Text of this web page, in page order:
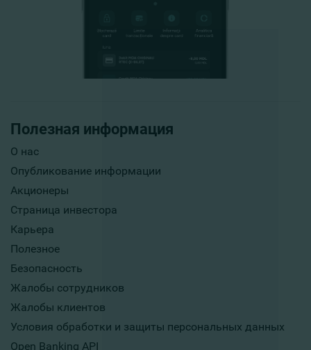
Полезная информация
О нас
Опубликование информации
Акционеры
Страница инвестора
Карьера
Полезное
Безопасность
Жалобы сотрудников
Жалобы клиентов
Условия обработки и защиты персональных данных
Open Banking API